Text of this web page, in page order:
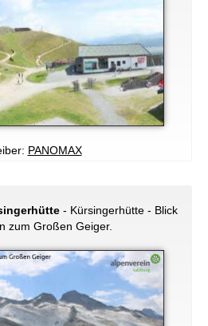
PANOMAX
- Kürsingerhütte - Blick
zum Großen Geiger.